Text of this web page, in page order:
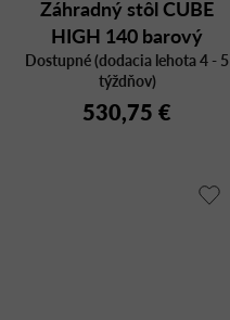
Záhradný stôl CUBE
HIGH 140 barový
Dostupné (dodacia lehota 4 - 5
týždňov)
530,75 €